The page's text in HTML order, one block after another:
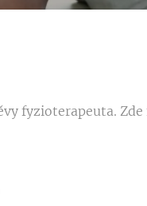
fyzioterapeuta. Zde